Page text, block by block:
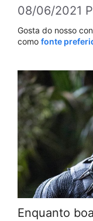
08/06/2021
Gosta do nosso
como fonte
Enquanto